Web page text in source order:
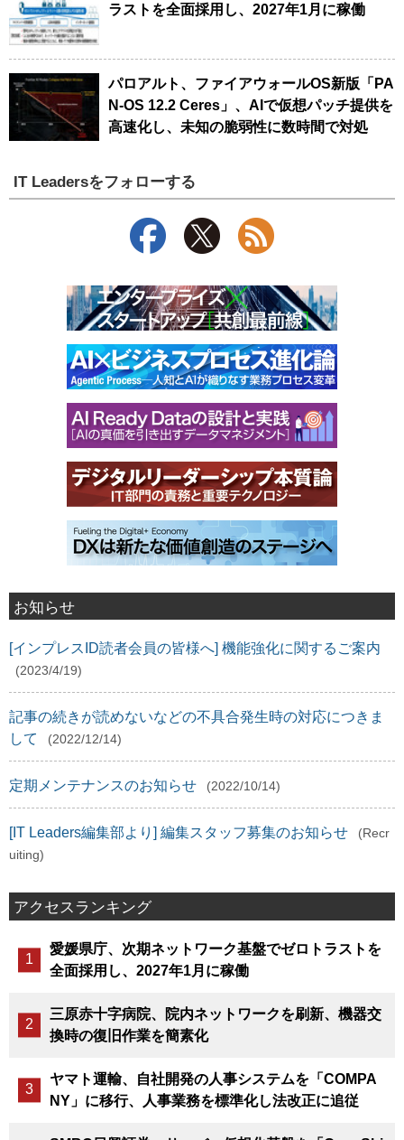
ラストを全面採用し、2027年1月に稼働
パロアルト、ファイアウォールOS新版「PA
N-OS 12.2 Ceres」、AIで仮想パッチ提供を
高速化し、未知の脆弱性に数時間で対処
IT Leadersをフォローする
お知らせ
[インプレスID読者会員の皆様へ] 機能強化に関するご案内
(2023/4/19)
記事の続きが読めないなどの不具合発生時の対応につきま
して
(2022/12/14)
定期メンテナンスのお知らせ (2022/10/14)
[IT Leaders編集部より] 編集スタッフ募集のお知らせ
(Recr
uiting)
アクセスランキング
愛媛県庁、次期ネットワーク基盤でゼロトラストを
全面採用し、2027年1月に稼働
三原赤十字病院、院内ネットワークを刷新、機器交
換時の復旧作業を簡素化
ヤマト運輸、自社開発の人事システムを「COMPA
NY」に移行、人事業務を標準化し法改正に追従